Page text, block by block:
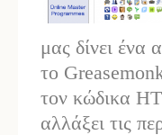
μας δίνει ένα
το
τον κώδικα
αλλάξει τις